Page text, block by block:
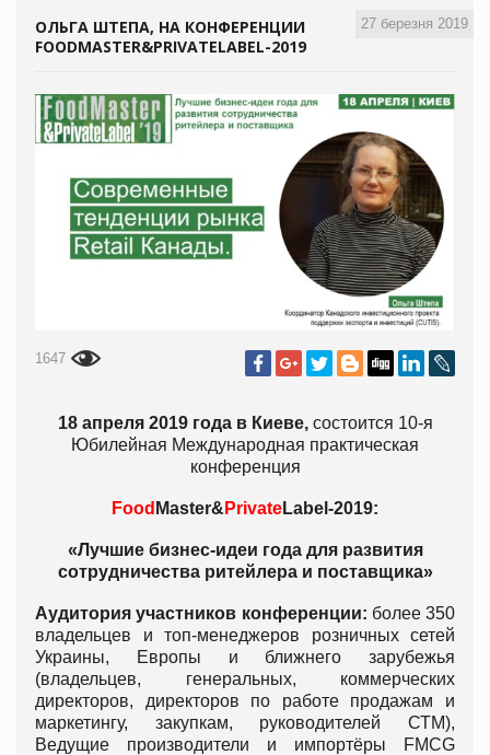
27 березня 2019
ОЛЬГА ШТЕПА, НА КОНФЕРЕНЦИИ
FOODMASTER&PRIVATELABEL-2019
1647
18 апреля 2019 года в Киеве,состоится 10-я
Юбилейная Международная практическая
конференция
Food Master& PrivateLabel-2019:
«Лучшие бизнес-идеи года для развития
сотрудничества ритейлера и поставщика»
Аудитория участников конференции: более 350
владельцев и топ-менеджеров розничных сетей
Украины, Европы и ближнего зарубежья
(владельцев, генеральных, коммерческих
директоров, директоров по работе продажам и
маркетингу, закупкам, руководителей СТМ),
Ведущие производители и импортёры FMCG